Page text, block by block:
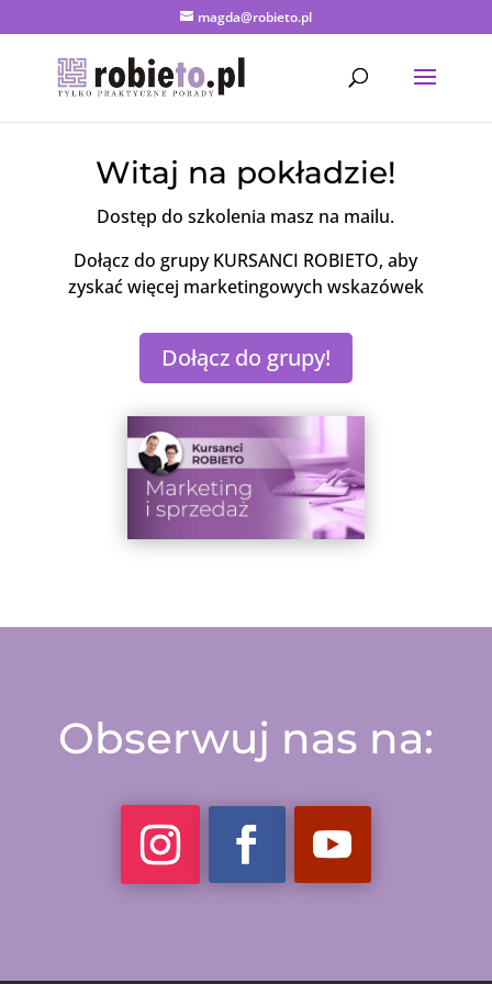
magda@robieto.pl
Witaj na pokładzie!
Dostęp do szkolenia masz na mailu.
Dołącz do grupy KURSANCI ROBIETO, aby
zyskać więcej marketingowych wskazówek
Dołącz do grupy!
Obserwuj nas na: